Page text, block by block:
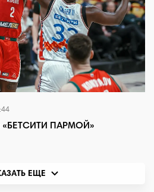
«БЕТСИТИ ПАРМОЙ»
ЕЩЕ